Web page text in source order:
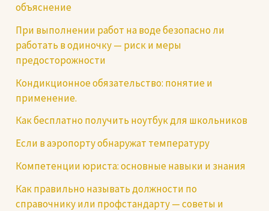
объяснение
При выполнении работ на воде безопасно ли
работать в одиночку — риск и меры
предосторожности
Кондикционное обязательство: понятие и
применение.
Как бесплатно получить ноутбук для школьников
Если в аэропорту обнаружат температуру
Компетенции юриста: основные навыки и знания
Как правильно называть должности по
справочнику или профстандарту — советы и